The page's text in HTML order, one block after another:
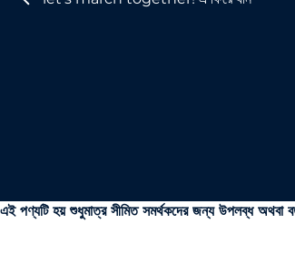
এই পণ্যটি হয় শুধুমাত্র সীমিত সমর্থকদের জন্য উপলব্ধ অথবা